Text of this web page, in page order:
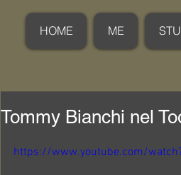
HOME ME
Tommy Bianchi nel
https://www.youtube.com/